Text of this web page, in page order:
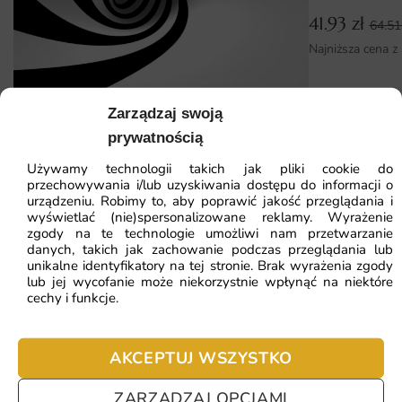
Zarządzaj swoją
prywatnością
Używamy technologii takich jak pliki cookie do
przechowywania i/lub uzyskiwania dostępu do informacji o
urządzeniu. Robimy to, aby poprawić jakość przeglądania i
wyświetlać (nie)spersonalizowane reklamy. Wyrażenie
zgody na te technologie umożliwi nam przetwarzanie
danych, takich jak zachowanie podczas przeglądania lub
unikalne identyfikatory na tej stronie. Brak wyrażenia zgody
lub jej wycofanie może niekorzystnie wpłynąć na niektóre
cechy i funkcje.
AKCEPTUJ WSZYSTKO
Montaż jest prosty i intuicyjny, a w zestawie znajdziesz
szczegółową instrukcję. Wersja flizelinowa wymaga
nałożenia kleju jedynie na ścianę, więc cały proces
przebiega sprawnie.
Dlaczego warto wybrać tę fototapetę
Decydując się na ten wzór otrzymujesz dekorację łączącą
walory estetyczne z trwałością. To rozwiązanie, które
przemienia zwykłą ścianę w wyjątkowy akcent aranżacyjny
pełen klimatu.
Unikalny motyw mapa świata 3d podkreślający
indywidualny styl wnętrza i jego nastrój.
do każdej ściany.
Ekologiczne tusze i certyfikowane materiały bezpieczne
dla domowników oraz alergików.
Fototapeta Twister
41.93zł 64.51zł
Najniższa cena z 30 dni:41.93zł
41.93 zł
Najniższa cena
ZOBACZ WSZYSTKIE
Najczęściej zadawane pytania
Pomagamy i doradzamy przy każdym zakupie. Ale jeżeli